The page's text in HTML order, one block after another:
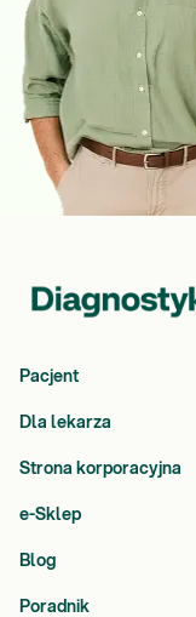
Pacjent
Dla lekarza
Strona korporacyjna
e-Sklep
Blog
Poradnik